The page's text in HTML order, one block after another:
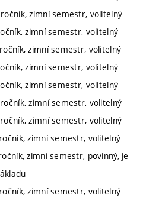
zimní semestr, volitelný
zimní semestr, volitelný
zimní semestr, volitelný
zimní semestr, volitelný
zimní semestr, volitelný
zimní semestr, volitelný
zimní semestr, volitelný
zimní semestr, volitelný
zimní semestr, povinný, je
zimní semestr, volitelný